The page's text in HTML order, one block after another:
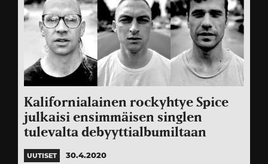
Kalifornialainen rockyhtye Spice
julkaisi ensimmäisen singlen
tulevalta debyyttialbumiltaan
UUTISET 30.4.2020